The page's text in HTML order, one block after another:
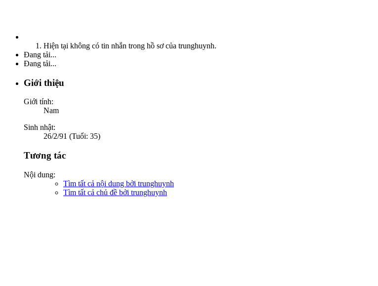
Hiện tại không có tin nhắn trong hồ sơ của trunghuynh.
Đang tải...
Đang tải...
Giới thiệu
Giới tính:
Nam
Sinh nhật:
26/2/91 (Tuổi: 35)
Tương tác
Nội dung:
Tìm tất cả nội dung bởi trunghuynh
Tìm tất cả chủ đề bởi trunghuynh